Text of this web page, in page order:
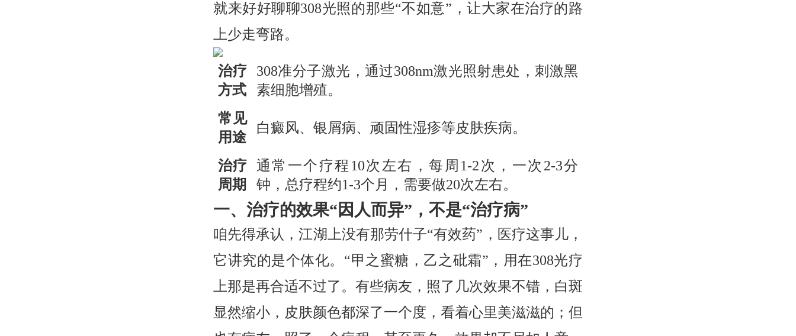
就来好好聊聊308光照的那些“不如意”，让大家在治疗的路
上少走弯路。
治疗
方式
308准分子激光，通过308nm激光照射患处，刺激黑
素细胞增殖。
常见
用途
白癜风、银屑病、顽固性湿疹等皮肤疾病。
治疗
周期
通常一个疗程10次左右，每周1-2次，一次2-3分
钟，总疗程约1-3个月，需要做20次左右。
一、治疗的效果“因人而异”，不是“治疗病”
咱先得承认，江湖上没有那劳什子“有效药”，医疗这事儿，
它讲究的是个体化。“甲之蜜糖，乙之砒霜”，用在308光疗
上那是再合适不过了。有些病友，照了几次效果不错，白斑
显然缩小，皮肤颜色都深了一个度，看着心里美滋滋的；但